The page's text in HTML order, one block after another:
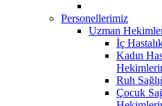
Personellerimiz
Uzman
İç
Kadın
Ruh
Çocuk